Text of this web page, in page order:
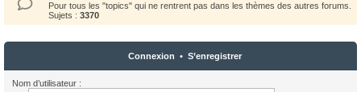
Pour tous les "topics" qui ne rentrent pas dans les thèmes des autres forums.
Sujets : 3370
Connexion • S’enregistrer
Nom d’utilisateur :